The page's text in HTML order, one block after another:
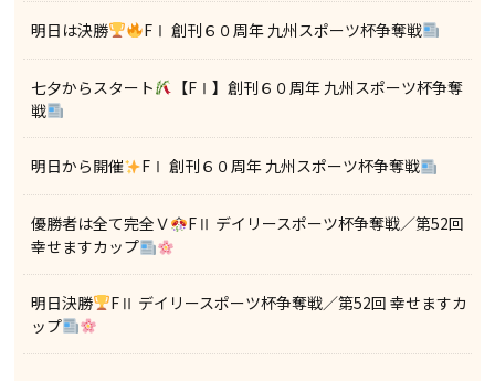
明日は決勝 FⅠ 創刊６０周年 九州スポーツ杯争奪戦
七夕からスタート
【FⅠ】創刊６０周年 九州スポーツ杯争奪
戦
明日から開催 FⅠ 創刊６０周年 九州スポーツ杯争奪戦
優勝者は全て完全Ｖ
FⅡ デイリースポーツ杯争奪戦／第52回
幸せますカップ
明日決勝
FⅡ デイリースポーツ杯争奪戦／第52回 幸せますカ
ップ